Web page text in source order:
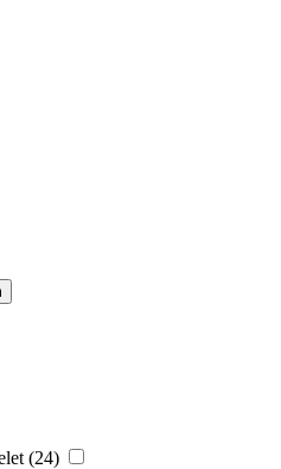
(24)